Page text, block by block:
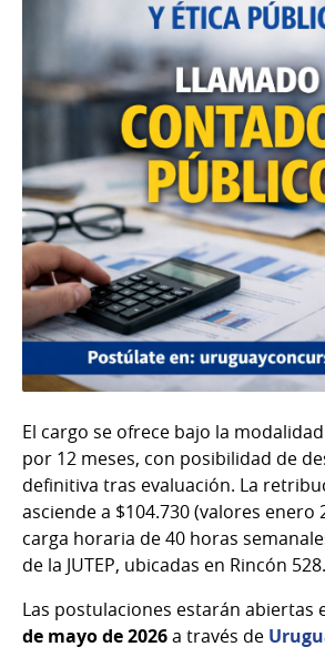
El cargo se ofrece bajo la
por 12 meses, con posibilidad de
definitiva tras evaluación. La
asciende a $104.730 (valores enero
carga horaria de 40 horas
de la JUTEP, ubicadas en Rincón 528.
Las postulaciones estarán abiertas
de mayo de 2026a través de